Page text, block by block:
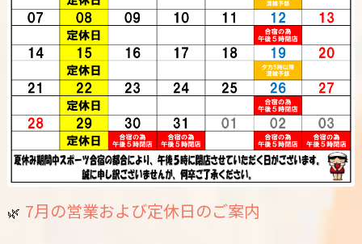
🌿 7月の営業および定休日のご案内